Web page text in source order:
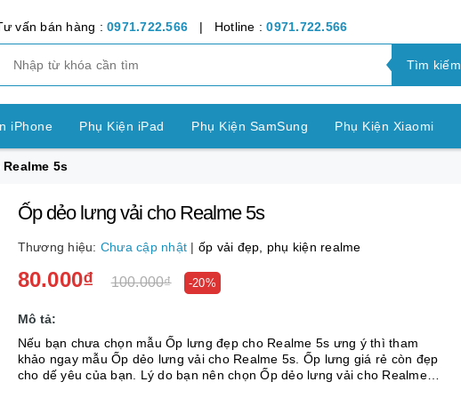
vấn bán hàng : 0971.722.566 | Hotline :0971.722.566
Tìm kiếm
iPhone Phụ Kiện iPad Phụ Kiện SamSung Phụ Kiện Xiaomi
OPPO
LG Phụ Kiện Nokia Phụ Kiện Sony
5s
Ốp dẻo lưng vải cho Realme 5s
Thương hiệu: Chưa cập nhật | ốp vải đẹp, phụ kiện realme
80.000₫ 100.000₫ -20%
Mô tả:
Nếu bạn chưa chọn mẫu Ốp lưng đẹp cho Realme 5s ưng ý thì tham
khảo ngay mẫu Ốp dẻo lưng vải cho Realme 5s. Ốp lưng giá rẻ còn đẹp
cho dế yêu của bạn. Lý do bạn nên chọn Ốp dẻo lưng vải cho Realme